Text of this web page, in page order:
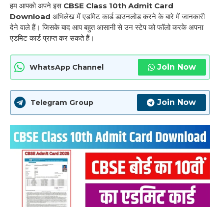
हम आपको अपने इस CBSE Class 10th Admit Card
Download अभिलेख में एडमिट कार्ड डाउनलोड करने के बारे में जानकारी
देने वाले हैं। जिसके बाद आप बहुत आसानी से उन स्टेप को फॉलो करके अपना
एडमिट कार्ड प्राप्त कर सकते हैं।
WhatsApp Channel Join Now
Telegram Group Join Now